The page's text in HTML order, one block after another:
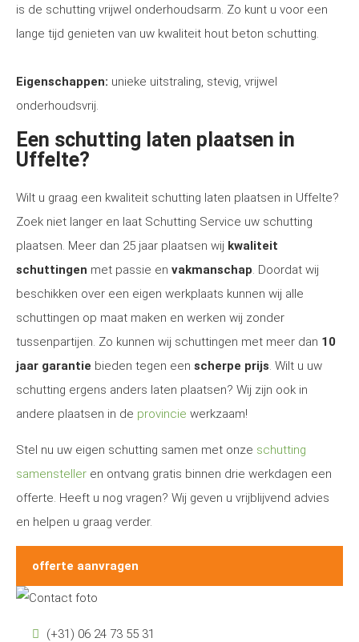
is de schutting vrijwel onderhoudsarm. Zo kunt u voor een
lange tijd genieten van uw kwaliteit hout beton schutting.
Eigenschappen: unieke uitstraling, stevig, vrijwel
onderhoudsvrij.
Een schutting laten plaatsen in
Uffelte?
Wilt u graag een kwaliteit schutting laten plaatsen in Uffelte?
Zoek niet langer en laat Schutting Service uw schutting
plaatsen. Meer dan 25 jaar plaatsen wij kwaliteit
schuttingen met passie en vakmanschap. Doordat wij
beschikken over een eigen werkplaats kunnen wij alle
schuttingen op maat maken en werken wij zonder
tussenpartijen. Zo kunnen wij schuttingen met meer dan 10
jaar garantie bieden tegen een scherpe prijs. Wilt u uw
schutting ergens anders laten plaatsen? Wij zijn ook in
andere plaatsen in de provincie werkzaam!
Stel nu uw eigen schutting samen met onze schutting
samensteller en ontvang gratis binnen drie werkdagen een
offerte. Heeft u nog vragen? Wij geven u vrijblijvend advies
en helpen u graag verder.
offerte aanvragen
(+31) 06 24 73 55 31